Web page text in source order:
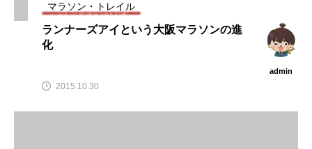
マラソン・トレイル
ランナーズアイという大阪マラソンの進
化
admin
2015.10.30